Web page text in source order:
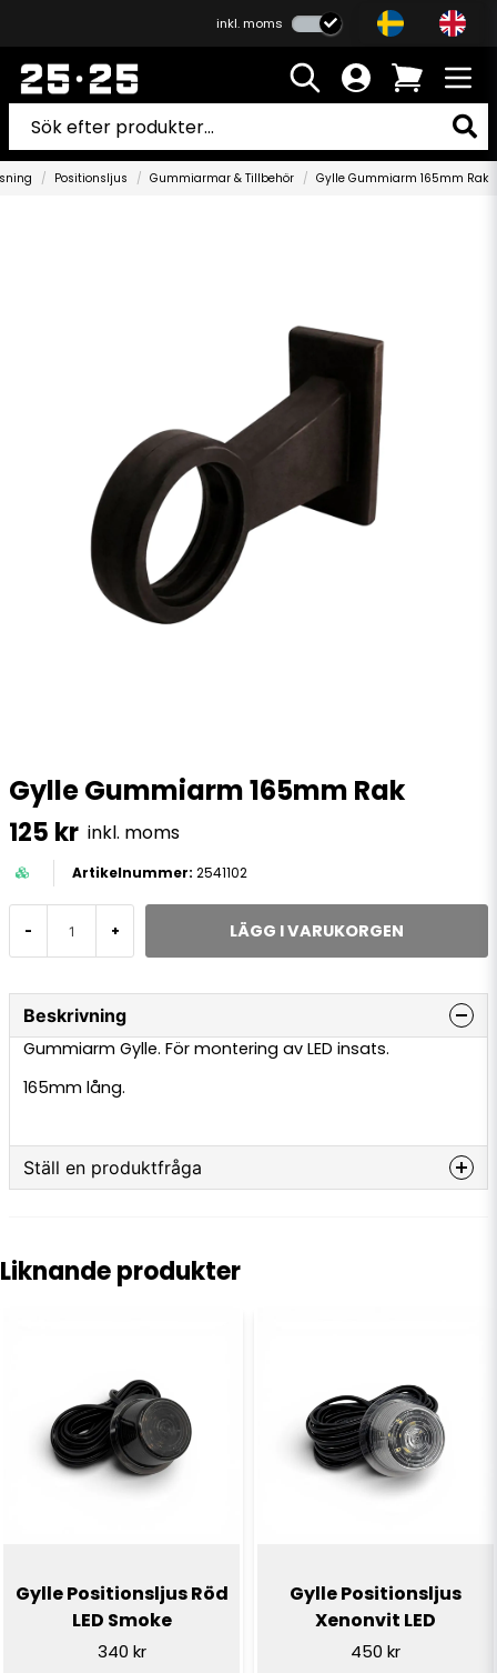
inkl. moms
Positionsljus Gummiarmar & Tillbehör Gylle Gummiarm 165mm Rak
Gylle Gummiarm 165mm Rak
125 kr inkl. moms
2541102
- + LÄGG I VARUKORGEN
Beskrivning
Gummiarm Gylle. För montering av LED insats.
165mm lång.
Ställ en produktfråga
email
E-postadress
Liknande produkter
Gylle Positionsljus Röd
LED Smoke
340 kr
Gylle Positionsljus
Xenonvit LED
450 kr